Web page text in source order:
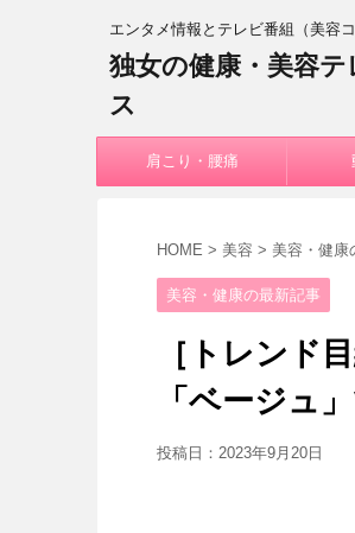
エンタメ情報とテレビ番組（美容
独女の健康・美容
ス
肩こり・腰痛
HOME > 美容 > 美容・健康
美容・健康の最新記事
［トレンド
「ベージュ
投稿日： 2023年9月20日